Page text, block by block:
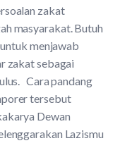
zakat
masyarakat. Butuh
menjawab
zakat sebagai
Cara pandang
tersebut
Dewan
Lazismu